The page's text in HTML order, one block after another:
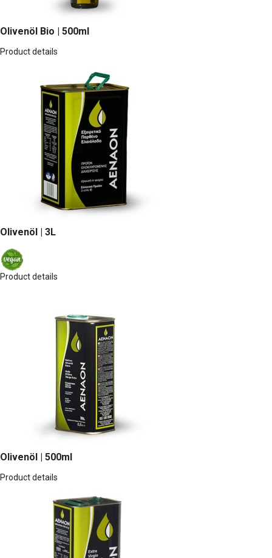
Olivenöl Bio | 500ml
Product details
Olivenöl | 3L
Product details
Olivenöl | 500ml
Product details